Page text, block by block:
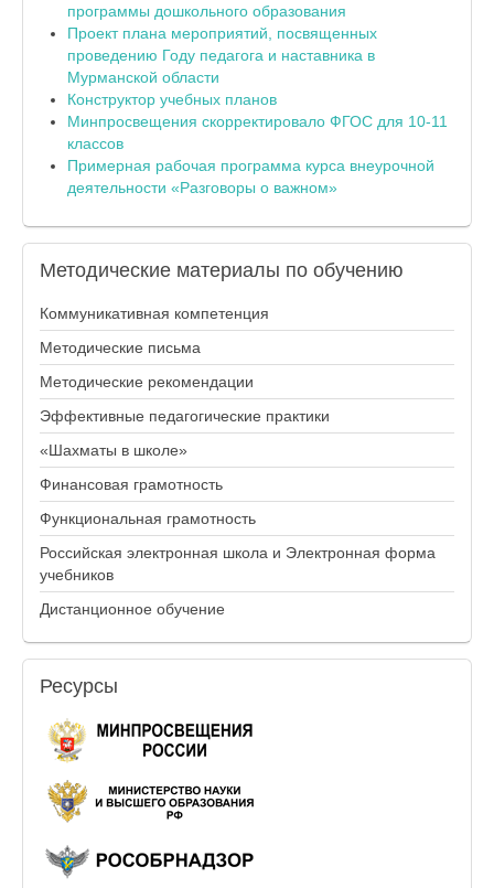
программы дошкольного образования
Проект плана мероприятий, посвященных
проведению Году педагога и наставника в
Мурманской области
Конструктор учебных планов
Минпросвещения скорректировало ФГОС для 10-11
классов
Примерная рабочая программа курса внеурочной
деятельности «Разговоры о важном»
Методические материалы по обучению
Коммуникативная компетенция
Методические письма
Методические рекомендации
Эффективные педагогические практики
«Шахматы в школе»
Финансовая грамотность
Функциональная грамотность
Российская электронная школа и Электронная форма
учебников
Дистанционное обучение
Ресурсы